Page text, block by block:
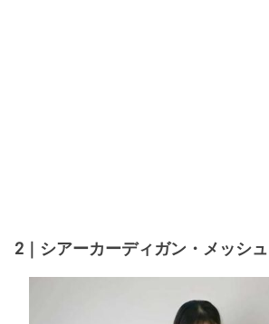
2｜シアーカーディガン・メッシ